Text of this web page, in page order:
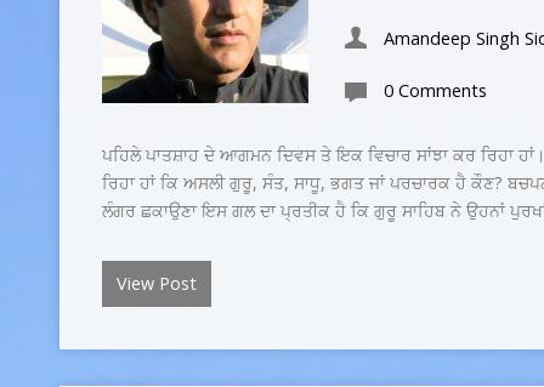
Amandeep Singh
0 Comments
ਪਹਿਲੇ ਪਾਤਸ਼ਾਹ ਦੇ ਆਗਮਨ ਦਿਵਸ ਤੇ ਇਕ ਵਿਚਾਰ ਸਾਂਝਾ ਕਰ ਰਿਹਾ
ਰਿਹਾ ਹਾਂ ਕਿ ਅਸਲੀ ਗੁਰੂ, ਸੰਤ, ਸਾਧੂ, ਭਗਤ ਜਾਂ ਪਰਚਾਰਕ ਹੈ ਕੌਣ?
ਲੰਗਰ ਛਕਾਉਣਾ ਇਸ ਗਲ ਦਾ ਪ੍ਰਤੀਕ ਹੈ ਕਿ ਗੁਰੂ ਸਾਹਿਬ ਨੇ ਉਹਨਾਂ
View Post